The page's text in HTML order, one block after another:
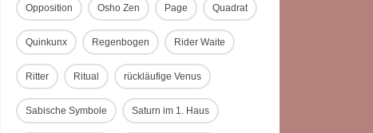
Opposition Osho Zen Page Quadrat
Quinkunx Regenbogen Rider Waite
Ritter Ritual rückläufige Venus
Sabische Symbole Saturn im 1. Haus